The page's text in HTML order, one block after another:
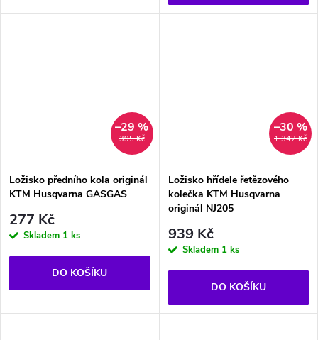
395 Kč
–29 %
Ložisko předního kola originál
KTM Husqvarna GASGAS
277 Kč
Skladem 1 ks
DO KOŠÍKU
1 342 Kč
–30 %
Ložisko hřídele řetězového
kolečka KTM Husqvarna
originál NJ205
939 Kč
Skladem 1 ks
DO KOŠÍKU